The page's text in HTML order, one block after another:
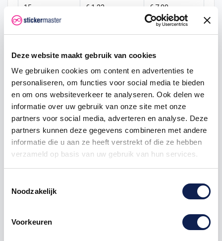
Deze website maakt gebruik van cookies
We gebruiken cookies om content en advertenties te
personaliseren, om functies voor social media te bieden
en om ons websiteverkeer te analyseren. Ook delen we
informatie over uw gebruik van onze site met onze
partners voor social media, adverteren en analyse. Deze
partners kunnen deze gegevens combineren met andere
informatie die u aan ze heeft verstrekt of die ze hebben
verzameld op basis van uw gebruik van hun services.
Noodzakelijk
Voorkeuren
15 € 1,23 € 7,88
€ 15,31
100 € 0,96 € 78,75
€ 0,88 € 175,00
500 € 0,70 € 525,00
750 € 0,53 € 918,75